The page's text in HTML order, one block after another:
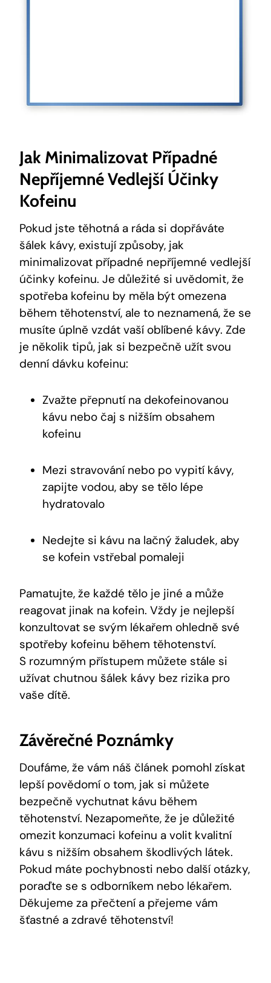
Jak Minimalizovat Případné
Nepříjemné Vedlejší Účinky
Kofeinu
Pokud jste těhotná a ráda si dopřáváte
šálek kávy, existují způsoby, jak
minimalizovat případné nepříjemné vedlejší
účinky kofeinu. Je důležité si uvědomit, že
spotřeba kofeinu by měla být omezena
během těhotenství, ale to neznamená, že se
musíte úplně vzdát vaší oblíbené kávy. Zde
je několik tipů, jak si bezpečně užít svou
denní dávku kofeinu:
Zvažte přepnutí na dekofeinovanou
kávu nebo čaj s nižším obsahem
kofeinu
Mezi stravování nebo po vypití kávy,
zapijte vodou, aby se tělo lépe
hydratovalo
Nedejte si kávu na lačný žaludek, aby
se kofein vstřebal pomaleji
Pamatujte, že každé tělo je jiné a může
reagovat jinak na kofein. Vždy je nejlepší
konzultovat se svým lékařem ohledně své
spotřeby kofeinu během těhotenství.
S rozumným přístupem můžete stále si
užívat chutnou šálek kávy bez rizika pro
vaše dítě.
Závěrečné Poznámky
Doufáme, že vám náš článek pomohl získat
lepší povědomí o tom, jak si můžete
bezpečně vychutnat kávu během
těhotenství. Nezapomeňte, že je důležité
omezit konzumaci kofeinu a volit kvalitní
kávu s nižším obsahem škodlivých látek.
Pokud máte pochybnosti nebo další otázky,
poraďte se s odborníkem nebo lékařem.
Děkujeme za přečtení a přejeme vám
šťastné a zdravé těhotenství!